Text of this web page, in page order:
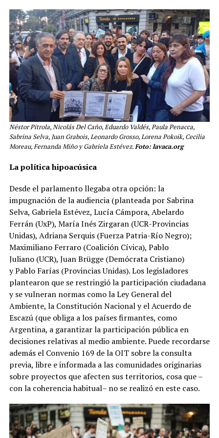
Néstor Pitrola, Nicolás Del Caño, Eduardo Valdés, Paula Penacca,
Sabrina Selva, Juan Grabois, Leonardo Grosso, Lorena Pokoik, Cecilia
Moreau, Fernanda Miño y Gabriela Estévez.Foto: lavaca.org
La política hipoacúsica
Desde el parlamento llegaba otra opción: la
impugnación de la audiencia (planteada por Sabrina
Selva, Gabriela Estévez, Lucía Cámpora, Abelardo
Ferrán (UxP), María Inés Zirgaran (UCR-Provincias
Unidas), Adriana Serquis (Fuerza Patria-Río Negro);
Maximiliano Ferraro (Coalición Cívica), Pablo
Juliano (UCR), Juan Brügge (Demócrata Cristiano)
y Pablo Farías (Provincias Unidas). Los legisladores
plantearon que se restringió la participación ciudadana
y se vulneran normas como la Ley General del
Ambiente, la Constitución Nacional y el Acuerdo de
Escazú (que obliga a los países firmantes, como
Argentina, a garantizar la participación pública en
decisiones relativas al medio ambiente. Puede recordarse
además el Convenio 169 de la OIT sobre la consulta
previa, libre e informada a las comunidades originarias
sobre proyectos que afecten sus territorios, cosa que –
con la coherencia habitual– no se realizó en este caso.